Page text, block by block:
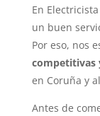
En
un buen
Por eso, nos
competitivas
en Coruña y
Antes de